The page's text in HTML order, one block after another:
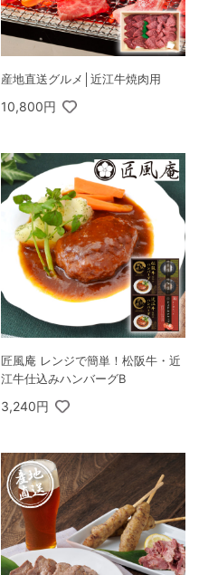
産地直送グルメ│近江牛焼肉用
10,800円
匠風庵 レンジで簡単！松阪牛・近
江牛仕込みハンバーグB
3,240円